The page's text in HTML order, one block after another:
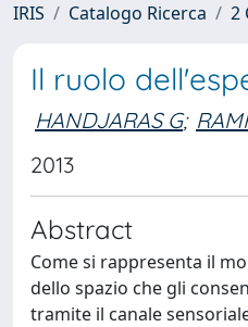
IRIS Catalogo Ricerca 2
Il ruolo
HANDJARAS G;
2013
Abstract
Come si rappresenta il
dello spazio che gli
tramite il canale